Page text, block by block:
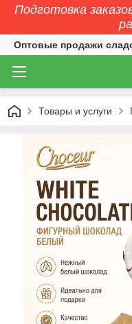
Подготовка
Оптовые продажи
Товары и услуги